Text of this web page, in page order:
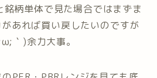
柄単体で見た場合ではまずま
あれば買い戻したいのですが
｀)余力大事。